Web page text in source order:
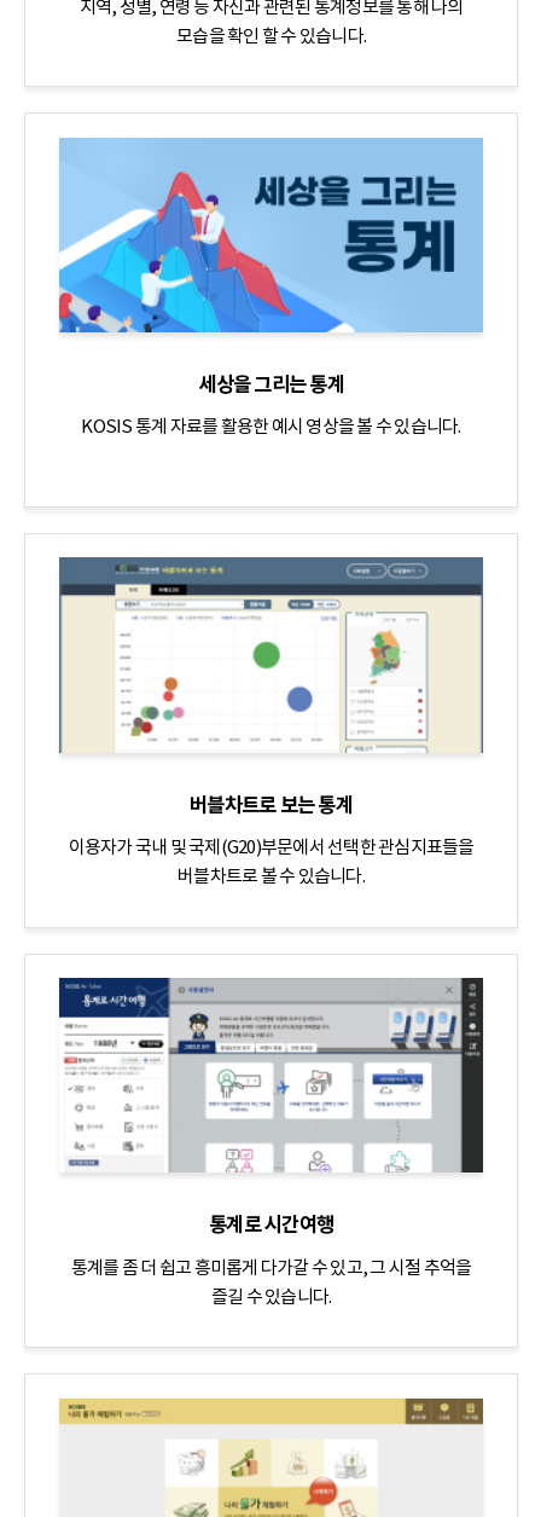
지역, 성별, 연령 등 자신과 관련된 통계정보를 통해 나의
모습을 확인 할 수 있습니다.
세상을 그리는 통계
KOSIS 통계 자료를 활용한 예시 영상을 볼 수 있습니다.
버블차트로 보는 통계
이용자가 국내 및 국제(G20)부문에서 선택한 관심지표들을
버블차트로 볼 수 있습니다.
통계로 시간여행
통계를 좀 더 쉽고 흥미롭게 다가갈 수 있고, 그 시절 추억을
즐길 수 있습니다.